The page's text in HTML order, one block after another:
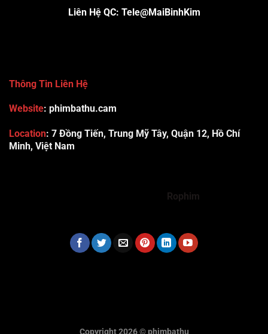
Liên Hệ QC: Tele@MaiBinhKim
Thông Tin Liên Hệ
Website: phimbathu.cam
Location: 7 Đồng Tiến, Trung Mỹ Tây, Quận 12, Hồ Chí
Minh, Việt Nam
Rophim
Copyright 2026 ©phimbathu